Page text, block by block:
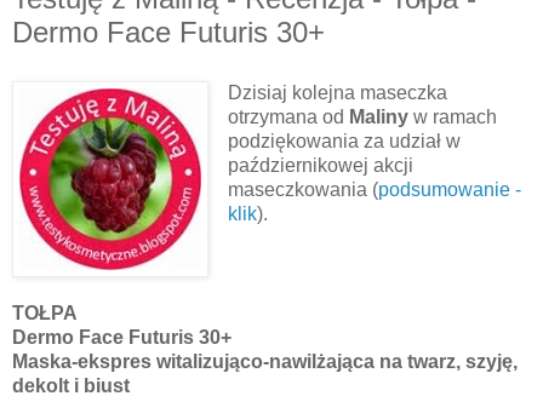
Dermo Face Futuris 30+
Dzisiaj kolejna maseczka
otrzymana od Maliny w ramach
podziękowania za udział w
październikowej akcji
maseczkowania (podsumowanie -
klik).
TOŁPA
Dermo Face Futuris 30+
Maska-ekspres witalizująco-nawilżająca na twarz, szyję,
dekolt i biust